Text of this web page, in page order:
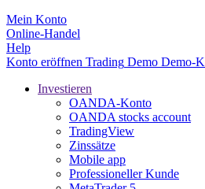
Mein Konto
Online-Handel
Help
Konto eröffnen Trading Demo Demo-
Investieren
OANDA-Konto
OANDA stocks account
TradingView
Zinssätze
Mobile app
Professioneller Kunde